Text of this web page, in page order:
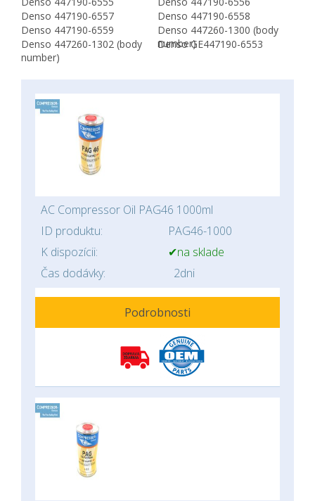
Denso 447190-6557
Denso 447190-6558
Denso 447190-6559
Denso 447260-1300 (body
number)
Denso 447260-1302 (body
number)
Denso GE447190-6553
AC Compressor Oil PAG46 1000ml
ID produktu:
PAG46-1000
K dispozícii:
✔na sklade
Čas dodávky:
2dni
Podrobnosti